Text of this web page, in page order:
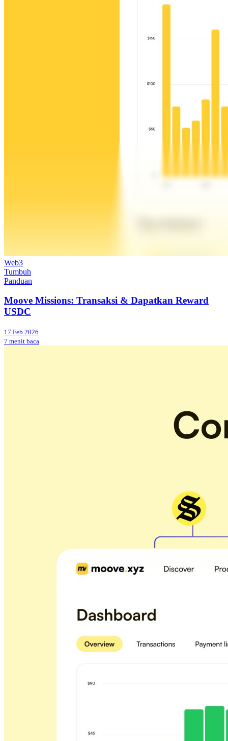
Web3
Tumbuh
Panduan
Moove Missions: Transaksi & Dapatkan Reward
USDC
17 Feb 2026
7 menit baca